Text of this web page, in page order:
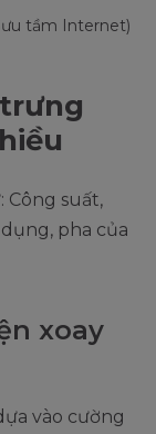
tầm Internet)
Công suất,
pha của
xoay
vào cường